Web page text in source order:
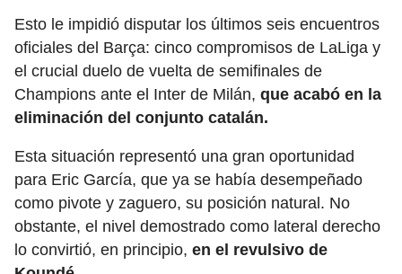
Esto le impidió disputar los últimos seis encuentros
oficiales del Barça: cinco compromisos de LaLiga y
el crucial duelo de vuelta de semifinales de
Champions ante el Inter de Milán, que acabó en la
eliminación del conjunto catalán.
Esta situación representó una gran oportunidad
para Eric García, que ya se había desempeñado
como pivote y zaguero, su posición natural. No
obstante, el nivel demostrado como lateral derecho
lo convirtió, en principio, en el revulsivo de